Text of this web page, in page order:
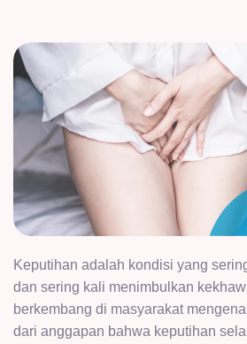
Keputihan adalah kondisi yang
dan sering kali menimbulkan
berkembang di masyarakat
dari anggapan bahwa keputihan